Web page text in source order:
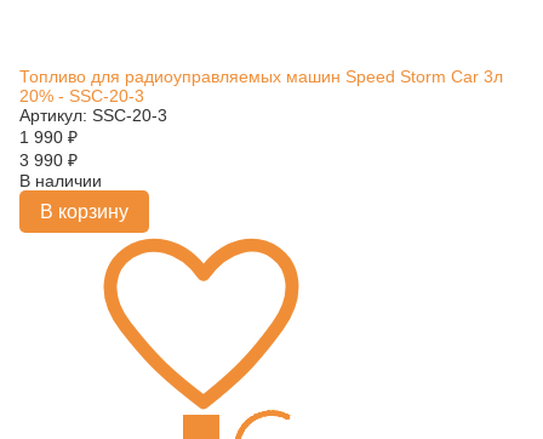
Топливо для радиоуправляемых машин Speed Storm Car 3л
20% - SSC-20-3
Артикул: SSC-20-3
1 990 ₽
3 990 ₽
В наличии
В корзину